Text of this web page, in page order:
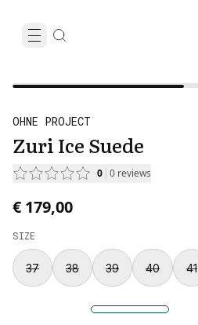
OHNE PROJECT
Zuri Ice Suede
0 0 reviews
€ 179,00
SIZE
37 38 39 40 41